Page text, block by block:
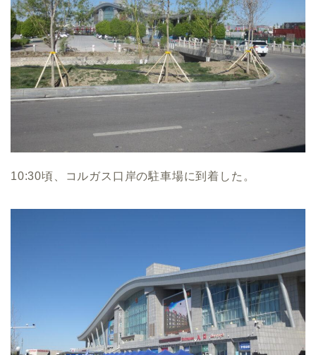
10:30頃、コルガス口岸の駐車場に到着した。